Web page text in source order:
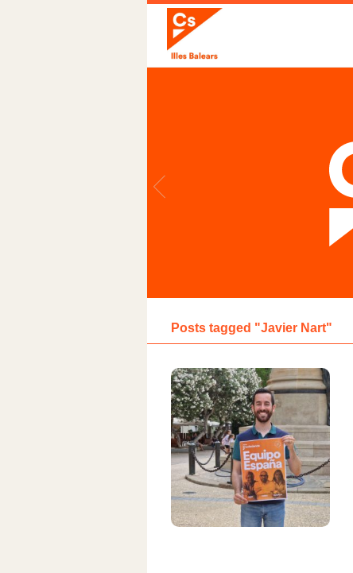
Posts tagged "Javier Nart"